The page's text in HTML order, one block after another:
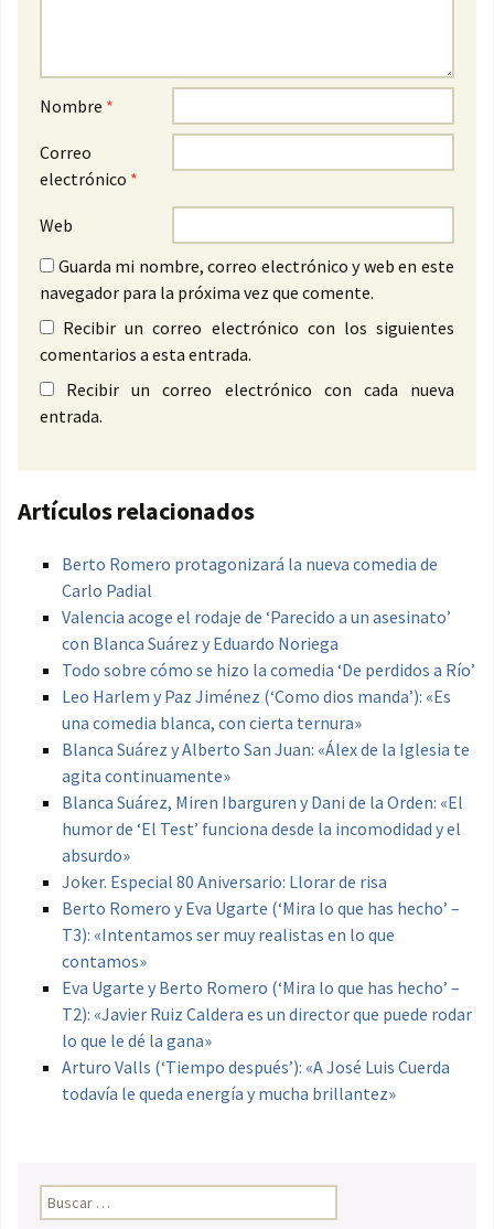
Nombre *
Correo
electrónico *
Web
Guarda mi nombre, correo electrónico y web en este
navegador para la próxima vez que comente.
Recibir un correo electrónico con los siguientes
comentarios a esta entrada.
Recibir un correo electrónico con cada nueva
entrada.
Artículos relacionados
Berto Romero protagonizará la nueva comedia de
Carlo Padial
Valencia acoge el rodaje de ‘Parecido a un asesinato’
con Blanca Suárez y Eduardo Noriega
Todo sobre cómo se hizo la comedia ‘De perdidos a Río’
Leo Harlem y Paz Jiménez (‘Como dios manda’): «Es
una comedia blanca, con cierta ternura»
Blanca Suárez y Alberto San Juan: «Álex de la Iglesia te
agita continuamente»
Blanca Suárez, Miren Ibarguren y Dani de la Orden: «El
humor de ‘El Test’ funciona desde la incomodidad y el
absurdo»
Joker. Especial 80 Aniversario: Llorar de risa
Berto Romero y Eva Ugarte (‘Mira lo que has hecho’ –
T3): «Intentamos ser muy realistas en lo que
contamos»
Eva Ugarte y Berto Romero (‘Mira lo que has hecho’ –
T2): «Javier Ruiz Caldera es un director que puede rodar
lo que le dé la gana»
Arturo Valls (‘Tiempo después’): «A José Luis Cuerda
todavía le queda energía y mucha brillantez»
Buscar: